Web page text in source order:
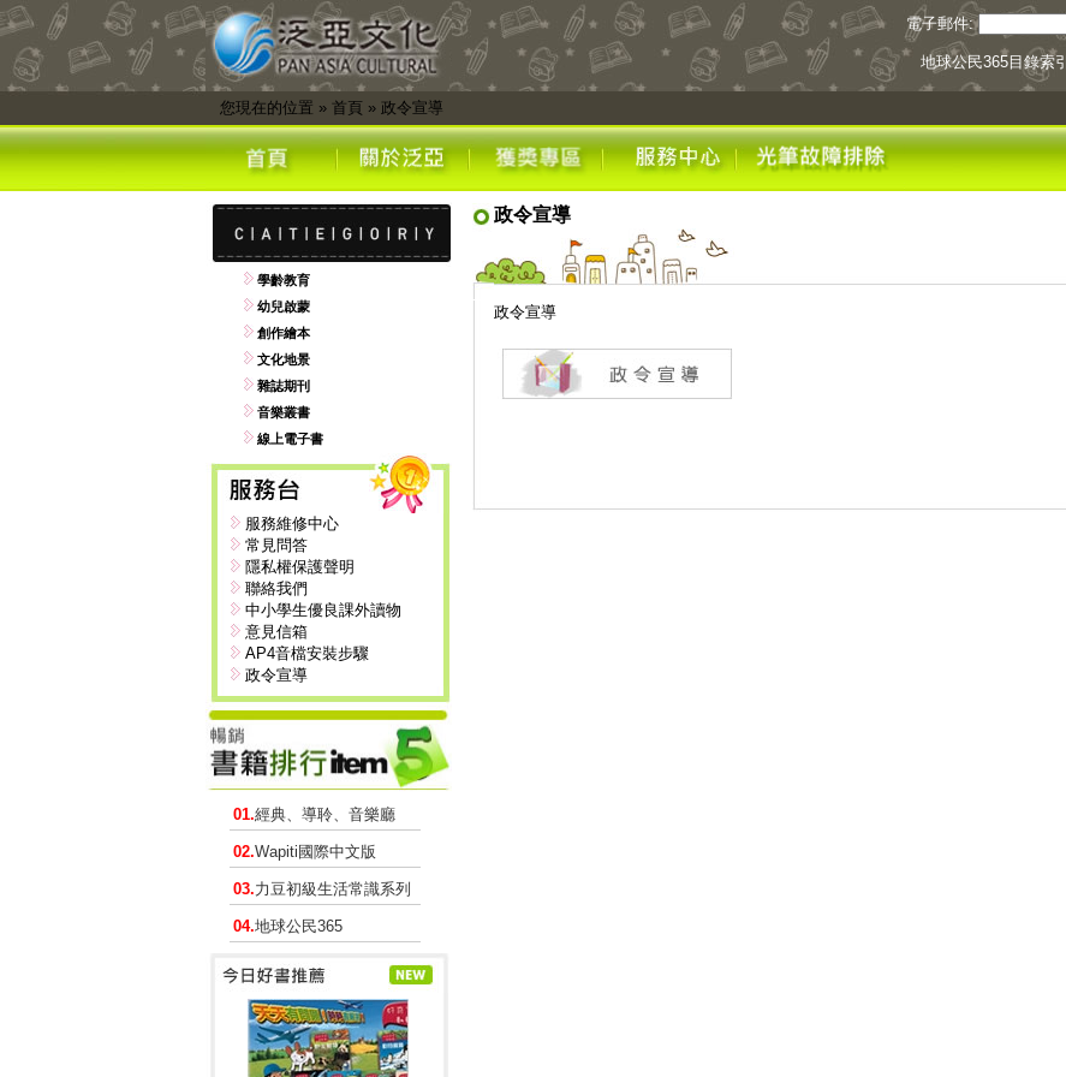
電子郵件:
地球公民365目錄索引
您現在的位置 » 首頁» 政令宣導
學齡教育
幼兒啟蒙
創作繪本
文化地景
雜誌期刊
音樂叢書
線上電子書
服務維修中心
常見問答
隱私權保護聲明
聯絡我們
中小學生優良課外讀物
意見信箱
AP4音檔安裝步驟
政令宣導
01.經典、導聆、音樂廳
02.Wapiti國際中文版
03.力豆初級生活常識系列
04.地球公民365
政令宣導
政令宣導